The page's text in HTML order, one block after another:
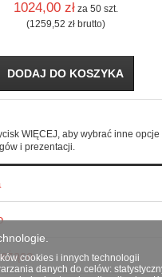
1024,00 złza 50 szt.
(1259,52 złbrutto)
DODAJ DO KOSZYKA
WIĘCEJ, aby wybrać inne opcje
i prezentacji.
cookies i innych technologii
danych do celów: